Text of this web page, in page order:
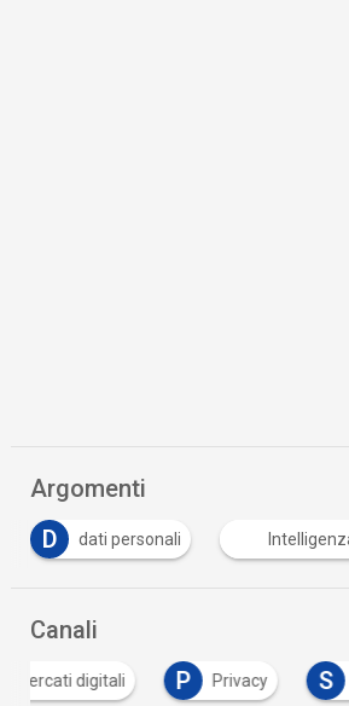
Argomenti
Intelligenza Artificiale
Canali
Mercati digitali P Privacy S